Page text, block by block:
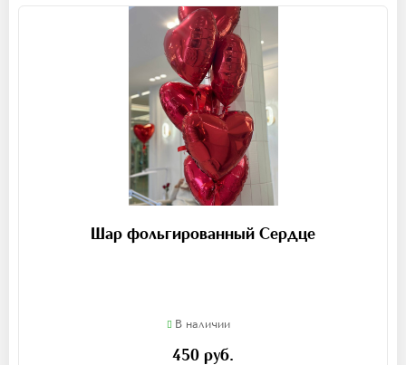
Шар фольгированный Сердце
В наличии
450 руб.